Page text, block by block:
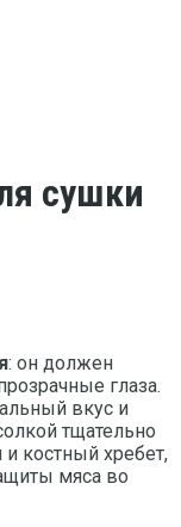
сушки
: он должен
глаза.
вкус и
тщательно
и костный хребет,
мяса во